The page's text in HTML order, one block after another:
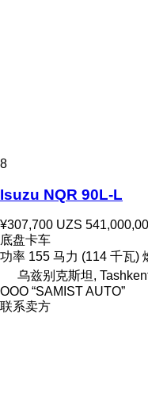
8
Isuzu NQR 90L-L
¥307,700 UZS
底盘卡车
功率 155 马力 (114 千瓦)
乌兹别克斯坦,
OOO “SAMIST AUTO”
联系卖方